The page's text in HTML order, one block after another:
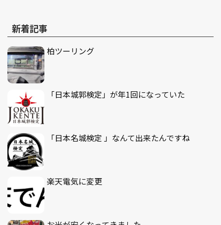
新着記事
柏ツーリング
「日本城郭検定」が年1回になっていた
「日本名城検定 」なんて出来たんですね
楽天電気に変更